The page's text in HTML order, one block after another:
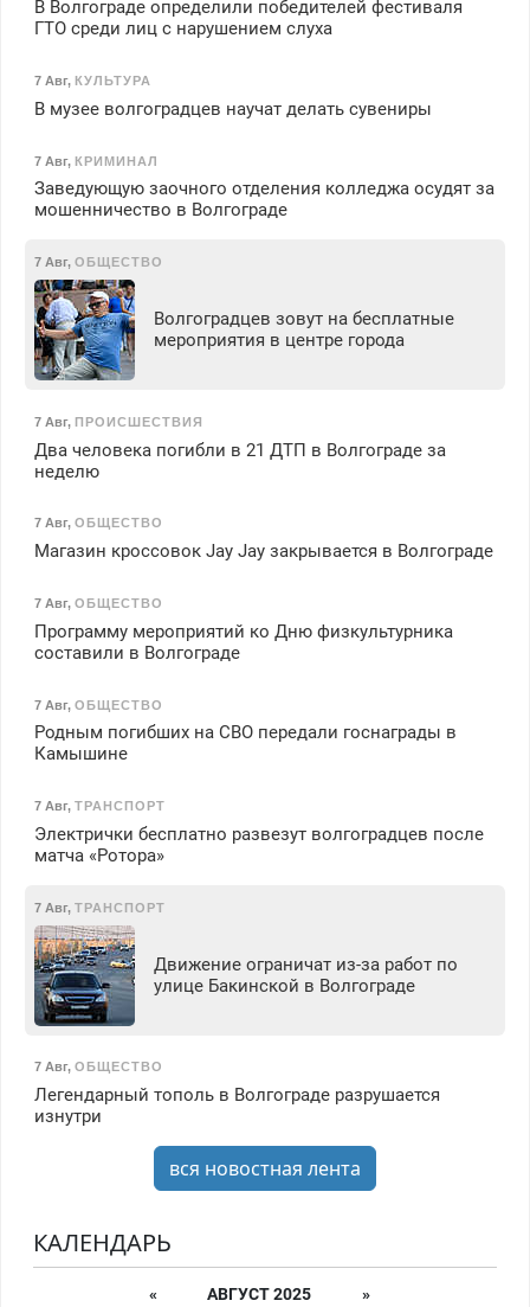
В Волгограде определили победителей фестиваля
ГТО среди лиц с нарушением слуха
7 Авг, КУЛЬТУРА
В музее волгоградцев научат делать сувениры
7 Авг, КРИМИНАЛ
Заведующую заочного отделения колледжа осудят за
мошенничество в Волгограде
7 Авг, ОБЩЕСТВО
Волгоградцев зовут на бесплатные
мероприятия в центре города
7 Авг, ПРОИСШЕСТВИЯ
Два человека погибли в 21 ДТП в Волгограде за
неделю
7 Авг, ОБЩЕСТВО
Магазин кроссовок Jay Jay закрывается в Волгограде
7 Авг, ОБЩЕСТВО
Программу мероприятий ко Дню физкультурника
составили в Волгограде
7 Авг, ОБЩЕСТВО
Родным погибших на СВО передали госнаграды в
Камышине
7 Авг, ТРАНСПОРТ
Электрички бесплатно развезут волгоградцев после
матча «Ротора»
7 Авг, ТРАНСПОРТ
Движение ограничат из-за работ по
улице Бакинской в Волгограде
7 Авг, ОБЩЕСТВО
Легендарный тополь в Волгограде разрушается
изнутри
вся новостная лента
КАЛЕНДАРЬ
« АВГУСТ 2025
»